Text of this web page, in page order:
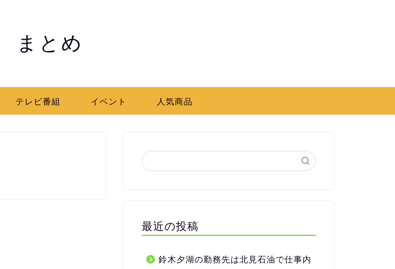
まとめ
テレビ番組 イベント 人気商品
最近の投稿
鈴木夕湖の勤務先は北見石油で仕事内